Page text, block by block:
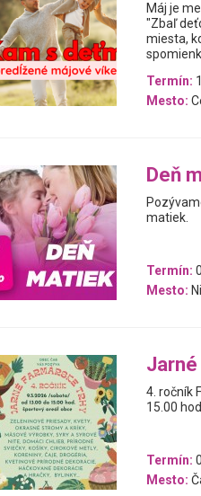
Máj je
"Zbaľ
miesta,
Termín:
Mesto:
Deň
matiek.
Termín:
Mesto:
4. ročník
15.00
Termín:
Mesto: